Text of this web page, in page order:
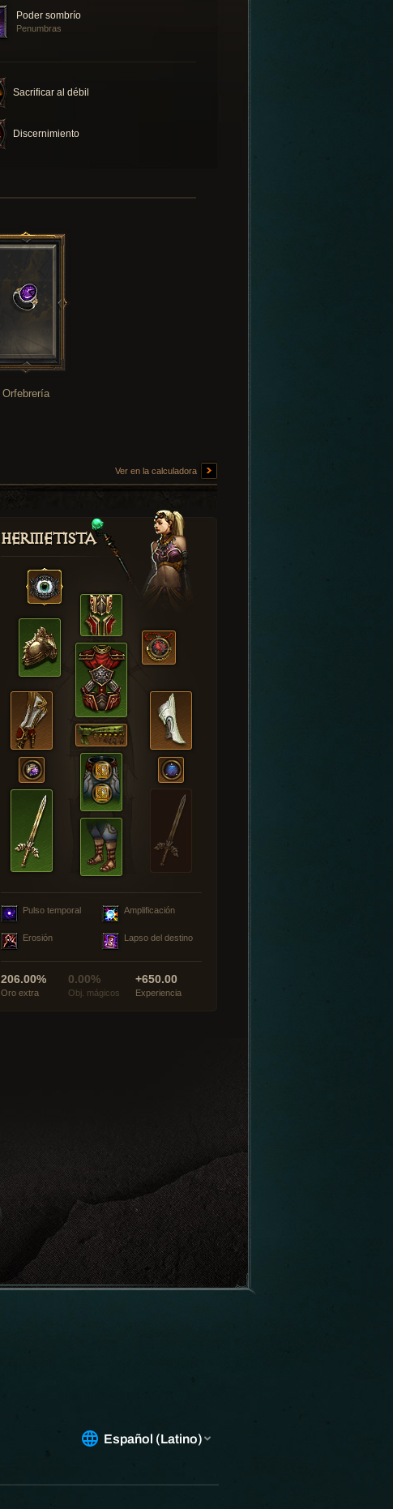
Poder sombrío
Penumbras
Sacrificar al débil
Discernimiento
Orfebrería
Ver en la calculadora
Hermetista
Pulso temporal Amplificación
Erosión Lapso del destino
206.00%
Oro extra
0.00%
Obj. mágicos
+650.00
Experiencia